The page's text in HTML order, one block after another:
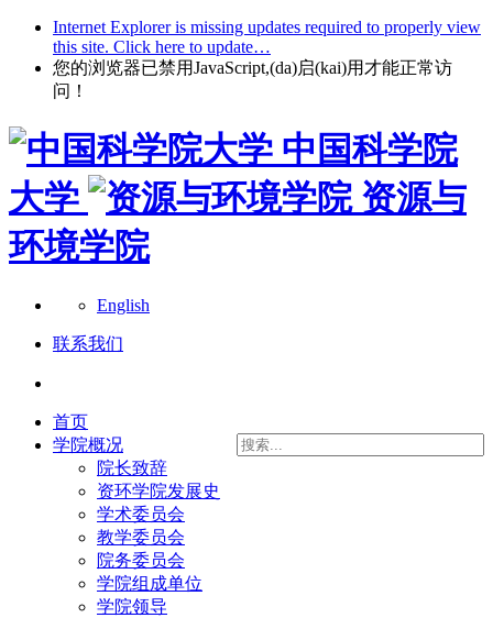
Internet Explorer is missing updates required to properly view
this site. Click here to update…
您的浏览器已禁用JavaScript,(da)启(kai)用才能正常访
问！
中国科学院
大学
资源与
环境学院
English
联系我们
首页
学院概况
院长致辞
资环学院发展史
学术委员会
教学委员会
院务委员会
学院组成单位
学院领导